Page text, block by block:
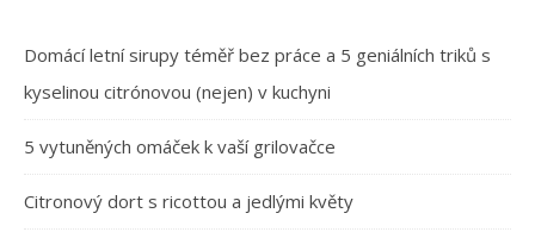
Domácí letní sirupy téměř bez práce a 5 geniálních triků s
kyselinou citrónovou (nejen) v kuchyni
5 vytuněných omáček k vaší grilovačce
Citronový dort s ricottou a jedlými květy